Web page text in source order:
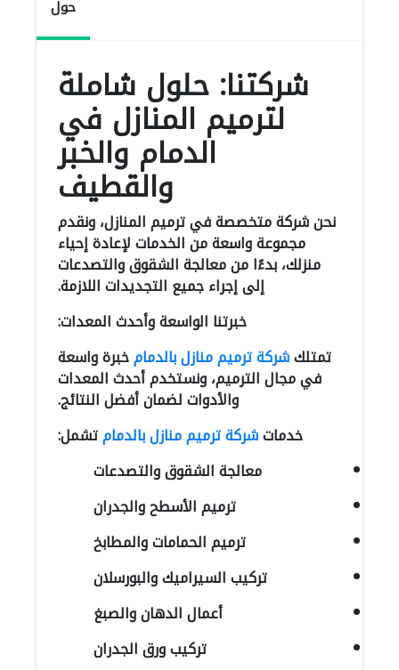
حول
شركتنا: حلول شاملة
لترميم المنازل في
الدمام والخبر
والقطيف
نحن شركة متخصصة في ترميم المنازل، ونقدم
مجموعة واسعة من الخدمات لإعادة إحياء
منزلك، بدءًا من معالجة الشقوق والتصدعات
إلى إجراء جميع التجديدات اللازمة.
خبرتنا الواسعة وأحدث المعدات:
تمتلكشركة ترميم منازل بالدمامخبرة واسعة
في مجال الترميم، ونستخدم أحدث المعدات
والأدوات لضمان أفضل النتائج.
خدماتشركة ترميم منازل بالدمامتشمل:
معالجة الشقوق والتصدعات
ترميم الأسطح والجدران
ترميم الحمامات والمطابخ
تركيب السيراميك والبورسلان
أعمال الدهان والصبغ
تركيب ورق الجدران